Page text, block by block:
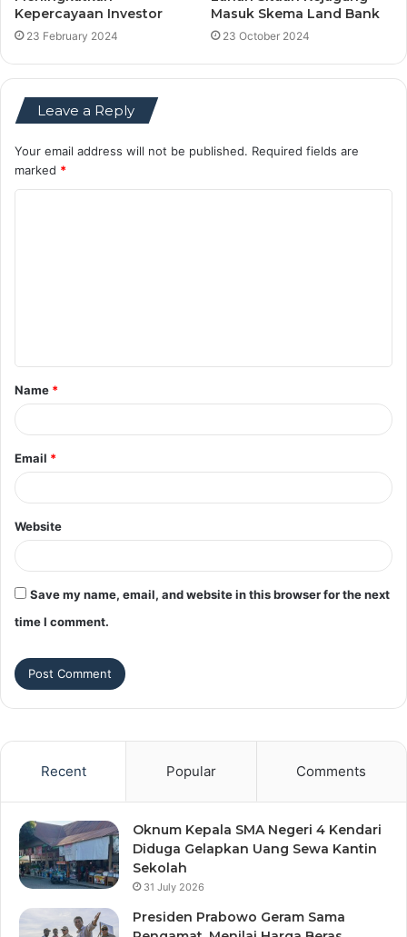
Kepercayaan Investor
23 February 2024
Masuk Skema Land Bank
23 October 2024
Leave a Reply
Your email address will not be published. Required fields are
marked *
t
*
Name *
Email *
Website
Save my name, email, and website in this browser for the next
time I comment.
Recent Popular Comments
Oknum Kepala SMA Negeri 4 Kendari
Diduga Gelapkan Uang Sewa Kantin
Sekolah
31 July 2026
Presiden Prabowo Geram Sama